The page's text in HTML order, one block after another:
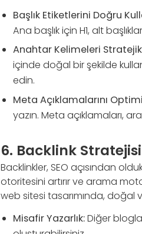
Başlık Etiketlerini Doğru
Ana başlık için H1, alt
Anahtar Kelimeleri
içinde doğal bir şekilde
edin.
Meta Açıklamalarını
yazın. Meta açıklamaları,
6. Backlink
Backlinkler, SEO açısından
otoritesini artırır ve arama
web sitesi tasarımında, doğal
Misafir Yazarlık:Diğer